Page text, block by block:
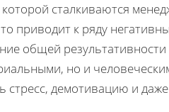
сталкиваются
приводит к ряду
общей
но и
стресс, демотивацию и даже